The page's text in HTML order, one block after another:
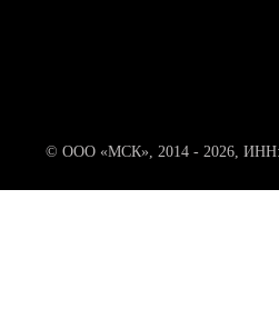
© ООО «МСК», 2014 - 2026, ИНН: